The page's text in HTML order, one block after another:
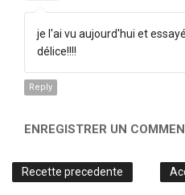
je l'ai vu aujourd'hui et
délice!!!!
Reply
ENREGISTRER UN
Recette precedente